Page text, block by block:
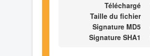
Téléchargé
Taille du fichier
Signature MD5
Signature SHA1